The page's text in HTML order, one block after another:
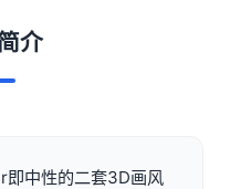
介
中性的二套3D画风